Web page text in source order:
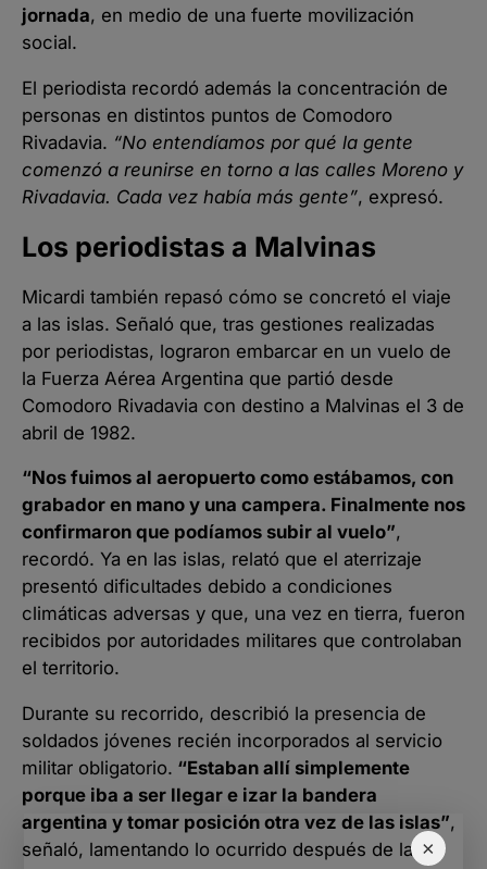
×
jornada, en medio de una fuerte movilización
social.
El periodista recordó además la concentración de
personas en distintos puntos de Comodoro
Rivadavia. “No entendíamos por qué la gente
comenzó a reunirse en torno a las calles Moreno y
Rivadavia. Cada vez había más gente”, expresó.
Los periodistas a Malvinas
Micardi también repasó cómo se concretó el viaje
a las islas. Señaló que, tras gestiones realizadas
por periodistas, lograron embarcar en un vuelo de
la Fuerza Aérea Argentina que partió desde
Comodoro Rivadavia con destino a Malvinas el 3 de
abril de 1982.
“Nos fuimos al aeropuerto como estábamos, con
grabador en mano y una campera. Finalmente nos
confirmaron que podíamos subir al vuelo”,
recordó. Ya en las islas, relató que el aterrizaje
presentó dificultades debido a condiciones
climáticas adversas y que, una vez en tierra, fueron
recibidos por autoridades militares que controlaban
el territorio.
Durante su recorrido, describió la presencia de
soldados jóvenes recién incorporados al servicio
militar obligatorio. “Estaban allí simplemente
porque iba a ser llegar e izar la bandera
argentina y tomar posición otra vez de las islas”,
señaló, lamentando lo ocurrido después de la